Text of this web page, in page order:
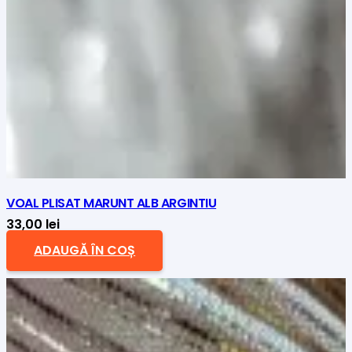
VOAL PLISAT MARUNT ALB ARGINTIU
33,00 lei
ADAUGĂ ÎN COȘ